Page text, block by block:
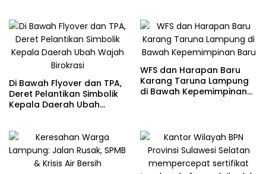
Di Bawah Flyover dan TPA,
Deret Pelantikan Simbolik
Kepala Daerah Ubah
WFS dan Harapan Baru
Karang Taruna Lampung
di Bawah Kepemimpinan